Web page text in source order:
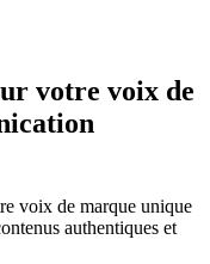
votre voix de
voix de marque unique
authentiques et